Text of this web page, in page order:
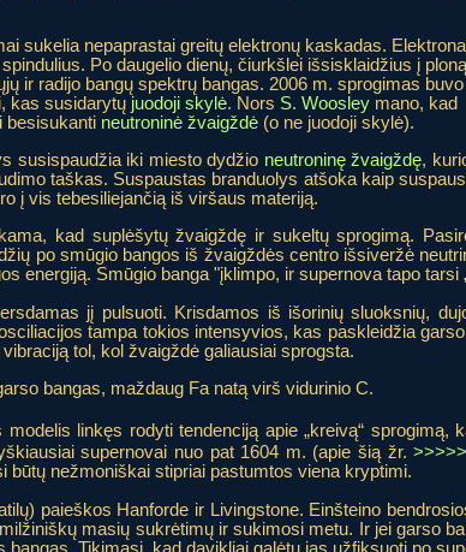
sukelia nepaprastai greitų elektronų kaskadas.
Po daugelio dienų, čiurkšlei išsisklaidžius į ploną
ir radijo bangų spektrų bangas. 2006 m. sprogimas buvo
kas susidarytų juodoji skylė. Nors S. Woosley mano, kad
besisukanti neutroninė žvaigždė (o ne juodoji skylė).
susispaudžia iki miesto dydžio neutroninę žvaigždę,
taškas. Suspaustas branduolys atšoka kaip
į vis tebesiliejančią iš viršaus materiją.
kad suplėšytų žvaigždę ir sukeltų sprogimą.
po smūgio bangos iš žvaigždės centro išsiveržė
energiją. Smūgio banga "įklimpo, ir supernova tapo tarsi
jį pulsuoti. Krisdamos iš išorinių sluoksnių,
tampa tokios intensyvios, kas paskleidžia
tol, kol žvaigždė galiausiai sprogsta.
bangas, maždaug Fa natą virš vidurinio C.
linkęs rodyti tendenciją apie „kreivą“
supernovai nuo pat 1604 m. (apie šią žr.
būtų nežmoniškai stipriai pastumtos viena kryptimi.
paieškos Hanforde ir Livingstone. Einšteino
masių sukrėtimų ir sukimosi metu. Ir jei garso
Tikimasi, kad davikliai galėtų jas užfiksuoti po